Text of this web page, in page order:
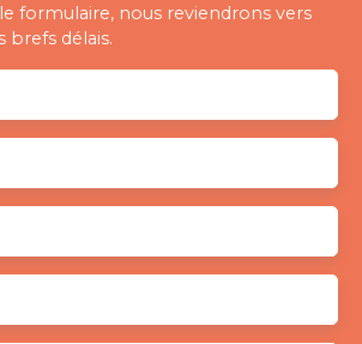
formulaire, nous reviendrons vers
brefs délais.